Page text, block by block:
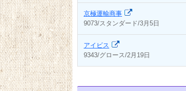
京極運輸商事
9073/スタンダード/3月5日
アイビス
9343/グロース/2月19日